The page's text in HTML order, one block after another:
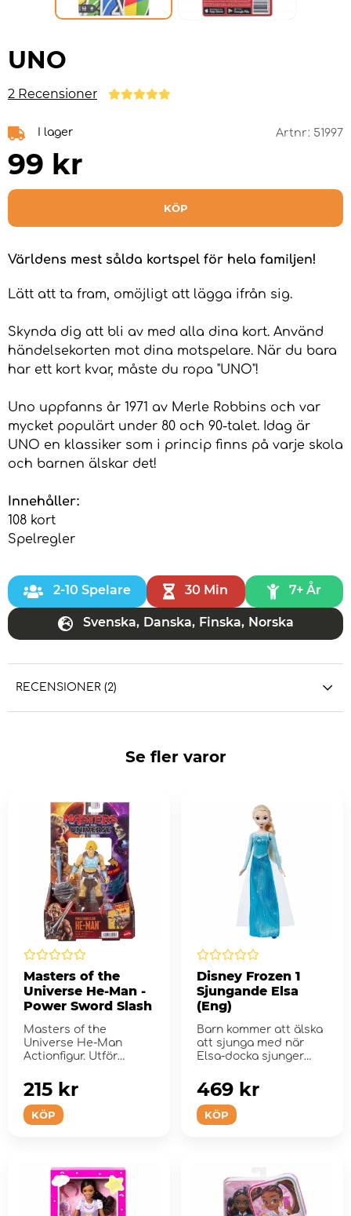
UNO
2 Recensioner
I lager Artnr: 51997
99 kr
KÖP
Världens mest sålda kortspel för hela familjen!
Lätt att ta fram, omöjligt att lägga ifrån sig.
Skynda dig att bli av med alla dina kort. Använd
händelsekorten mot dina motspelare. När du bara
har ett kort kvar, måste du ropa "UNO"!
Uno uppfanns år 1971 av Merle Robbins och var
mycket populärt under 80 och 90-talet. Idag är
UNO en klassiker som i princip finns på varje skola
och barnen älskar det!
Innehåller:
108 kort
Spelregler
2-10 Spelare 30 Min 7+ År
Svenska, Danska, Finska, Norska
RECENSIONER (2)
Se fler varor
Masters of the
Universe He-Man -
Power Sword Slash
Masters of the
Universe He-Man
Actionfigur. Utför
Slash och ...
KÖP
215 kr
Disney Frozen 1
Sjungande Elsa
(Eng)
Barn kommer att älska
att sjunga med när
Elsa-docka sjunger
KÖP
469 kr